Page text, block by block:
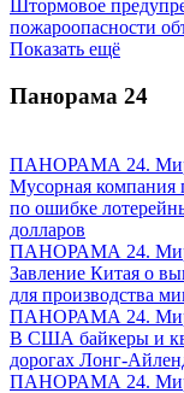
Штормовое
пожароопасности
Показать ещё
Панорама 24
ПАНОРАМА 24.
Мусорная компания
по ошибке
долларов
ПАНОРАМА 24.
Завление Китая о
для производства
ПАНОРАМА 24.
В США байкеры и
дорогах Лонг-
ПАНОРАМА 24.